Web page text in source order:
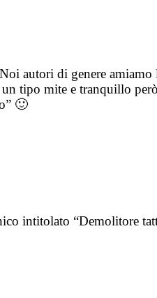
autori di genere
tipo mite e tranquillo
🙂
intitolato “Demolitore